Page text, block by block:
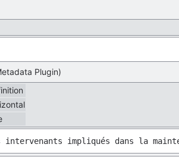
Plugin)
intervenants impliqués dans la